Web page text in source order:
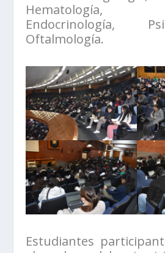
Hematología,
Endocrinología,
Oftalmología.
Estudiantes